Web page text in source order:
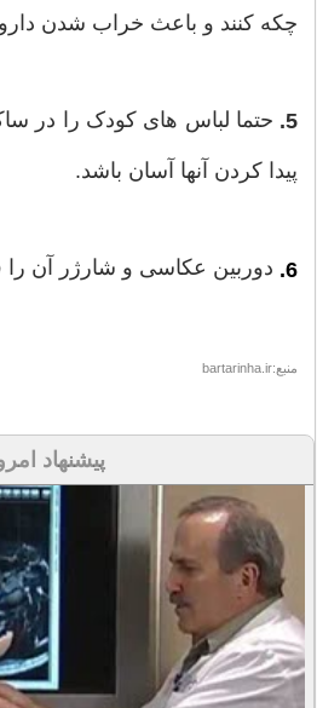
چکه کنند و باعث خراب شدن
5. حتما لباس های کودک را در
پیدا کردن آنها آسان باشد.
6. دوربین عکاسی و شارژر آن را
منبع:bartarinha.ir
پیشنهاد